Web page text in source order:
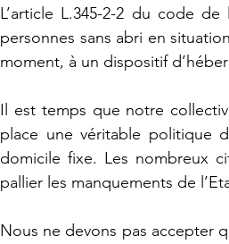
L’article L.345-2-2 du code
personnes sans abri en
moment, à un dispositif
Il est temps que notre
place une véritable politique
domicile fixe. Les nombreux
pallier les manquements de
Nous ne devons pas accepter